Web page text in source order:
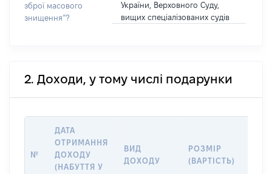
зброї масового
знищення”?
України, Верховного Суду,
вищих спеціалізованих судів
2. Доходи, у тому числі подарунки
№
ДАТА
ОТРИМАННЯ
ДОХОДУ
(НАБУТТЯ У
ВИД
ДОХОДУ
РОЗМІР
(ВАРТІСТЬ)